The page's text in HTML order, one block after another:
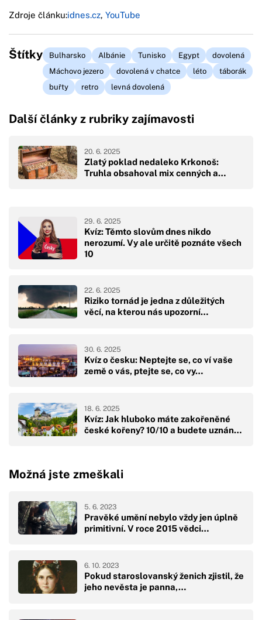
Zdroje článku:idnes.cz, YouTube
Štítky Bulharsko Albánie Tunisko Egypt
dovolená
Máchovo jezero
dovolená v chatce léto
táborák
buřty
retro levná dovolená
Další články z rubriky zajímavosti
Zlatý poklad nedaleko Krkonoš:
Truhla obsahoval mix cenných a…
20. 6. 2025
Kvíz: Těmto slovům dnes nikdo
nerozumí. Vy ale určitě poznáte všech
10
29. 6. 2025
Riziko tornád je jedna z důležitých
věcí, na kterou nás upozorní…
22. 6. 2025
Kvíz o česku: Neptejte se, co ví vaše
země o vás, ptejte se, co vy…
30. 6. 2025
Kvíz: Jak hluboko máte zakořeněné
české kořeny? 10/10 a budete uznán…
18. 6. 2025
Možná jste zmeškali
Pravěké umění nebylo vždy jen úplně
primitivní. V roce 2015 vědci…
5. 6. 2023
Pokud staroslovanský ženich zjistil, že
jeho nevěsta je panna,…
6. 10. 2023